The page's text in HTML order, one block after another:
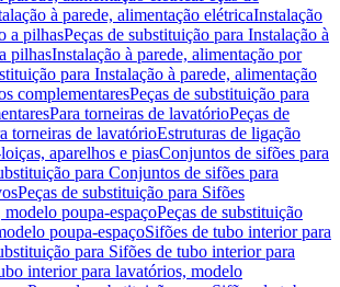
à parede, alimentação elétricaInstalação
a pilhasPeças de substituição para Instalação à
pilhasInstalação à parede, alimentação por
para Instalação à parede, alimentação
complementaresPeças de substituição para
Para torneiras de lavatórioPeças de
torneiras de lavatórioEstruturas de ligação
aparelhos e piasConjuntos de sifões para
para Conjuntos de sifões para
Peças de substituição para Sifões
poupa-espaçoPeças de substituição
poupa-espaçoSifões de tubo interior para
para Sifões de tubo interior para
interior para lavatórios, modelo